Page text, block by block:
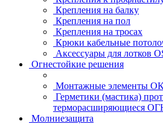
Крепления на балку
Крепления на пол
Крепления на тросах
Крюки кабельные
Аксессуары для лотков
Огнестойкие решения
Монтажные элементы
Герметики (мастика)
терморасширяющиеся
Молниезащита